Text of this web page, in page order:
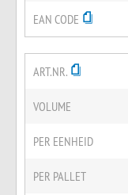
EAN CODE
ART.NR.
VOLUME
PER EENHEID
PER PALLET